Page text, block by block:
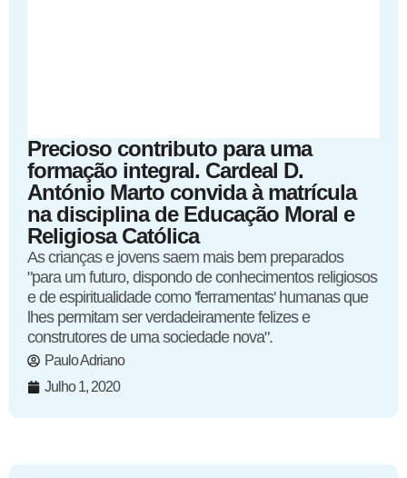
Precioso contributo para uma
formação integral. Cardeal D.
António Marto convida à matrícula
na disciplina de Educação Moral e
Religiosa Católica
As crianças e jovens saem mais bem preparados
"para um futuro, dispondo de conhecimentos religiosos
e de espiritualidade como 'ferramentas' humanas que
lhes permitam ser verdadeiramente felizes e
construtores de uma sociedade nova".
Paulo Adriano
Julho 1, 2020